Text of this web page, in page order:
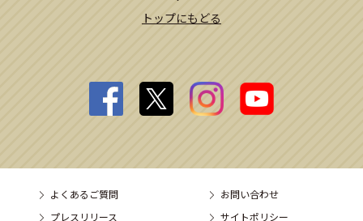
トップにもどる
よくあるご質問
お問い合わせ
プレスリリース
サイトポリシー